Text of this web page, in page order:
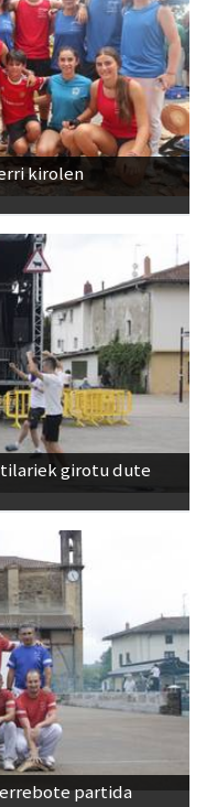
kirolen
girotu dute
partida